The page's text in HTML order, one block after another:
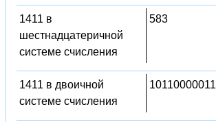
1411 в
шестнадцатеричной
системе счисления
583
1411 в двоичной
системе счисления
10110000011